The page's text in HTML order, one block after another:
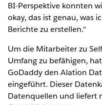
BI-Perspektive konnten
okay, das ist genau, was
Berichte zu erstellen.“
Um die Mitarbeiter zu
Umfang zu befähigen,
GoDaddy den Alation
eingeführt. Dieser
Datenquellen und liefert